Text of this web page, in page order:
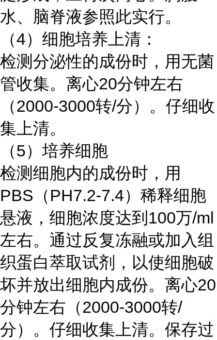
水、脑脊液参照此实行。
（4）细胞培养上清：
检测分泌性的成份时，用无菌
管收集。离心20分钟左右
（2000-3000转/分）。仔细收
集上清。
（5）培养细胞
检测细胞内的成份时，用
PBS（PH7.2-7.4）稀释细胞
悬液，细胞浓度达到100万/ml
左右。通过反复冻融或加入组
织蛋白萃取试剂，以使细胞破
坏并放出细胞内成份。离心20
分钟左右（2000-3000转/
分）。仔细收集上清。保存过